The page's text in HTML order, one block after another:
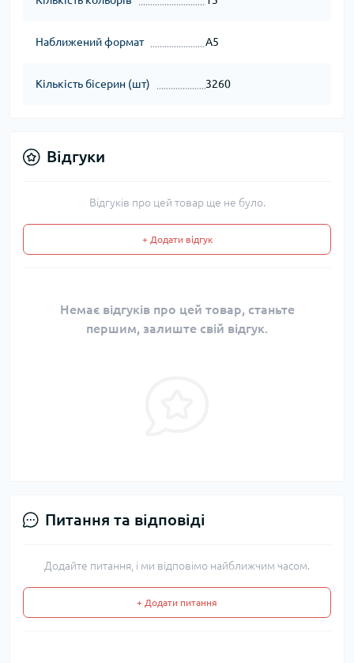
Наближений формат А5
Кількість бісерин (шт) 3260
Відгуки
Відгуків про цей товар ще не було.
+ Додати відгук
Немає відгуків про цей товар, станьте
першим, залиште свій відгук.
Питання та відповіді
Додайте питання, і ми відповімо найближчим часом.
+ Додати питання